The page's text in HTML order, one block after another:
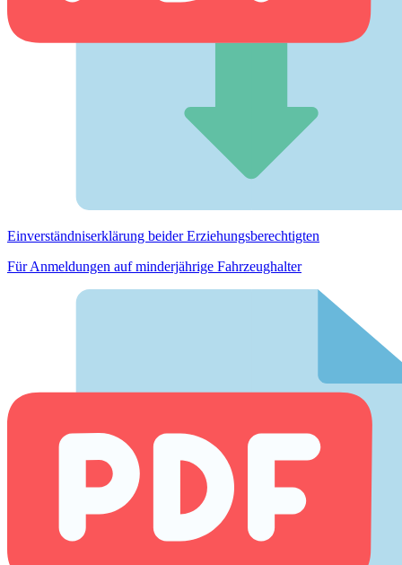
Einverständnis­erklärung beider Erziehungs­berechtigten
Für Anmeldungen auf minderjährige Fahrzeughalter